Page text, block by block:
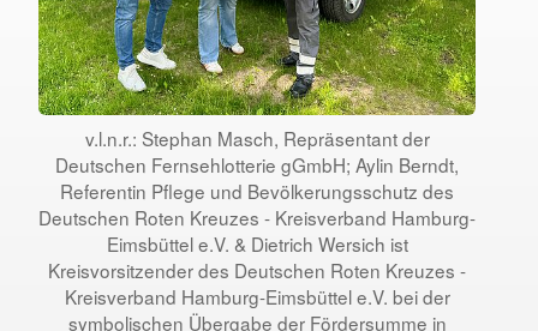
v.l.n.r.: Stephan Masch, Repräsentant der
Deutschen Fernsehlotterie gGmbH; Aylin Berndt,
Referentin Pflege und Bevölkerungsschutz des
Deutschen Roten Kreuzes - Kreisverband Hamburg-
Eimsbüttel e.V. & Dietrich Wersich ist
Kreisvorsitzender des Deutschen Roten Kreuzes -
Kreisverband Hamburg-Eimsbüttel e.V. bei der
symbolischen Übergabe der Fördersumme in